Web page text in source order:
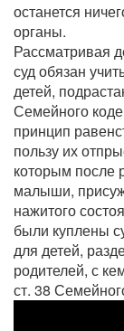
останется
органы.
Рассматривая
суд обязан
детей,
Семейного
принцип
пользу их
которым после
малыши,
нажитого
были куплены
для детей,
родителей, с
ст. 38